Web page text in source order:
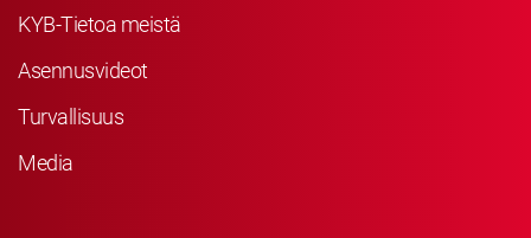
KYB-Tietoa meistä
Asennusvideot
Turvallisuus
Media